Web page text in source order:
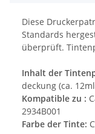
Diese
Standards
überprüft.
Inhalt der
deckung (ca.
Kompatible zu :
2934B001
Farbe der Tinte: